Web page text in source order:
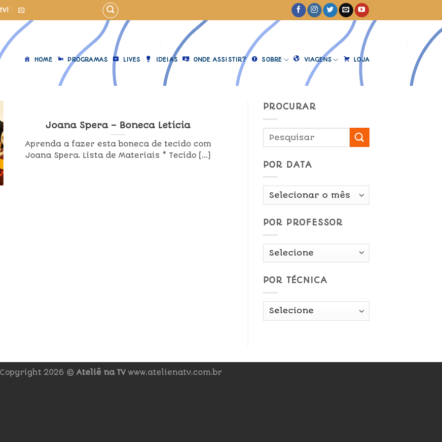
HOME PROGRAMAS LIVES IDEIAS ONDE ASSISTIR? SOBRE VIAGENS LOJA
Joana Spera – Boneca Leticia
Aprenda a fazer esta boneca de tecido com
Joana Spera. Lista de Materiais * Tecido [...]
PROCURAR
POR DATA
Por
POR PROFESSOR
POR TÉCNICA
Copyright 2026 © Ateliê na TVwww.atelienatv.com.br